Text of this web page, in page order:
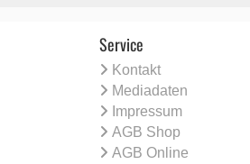
Service
Kontakt
Mediadaten
Impressum
AGB Shop
AGB Online